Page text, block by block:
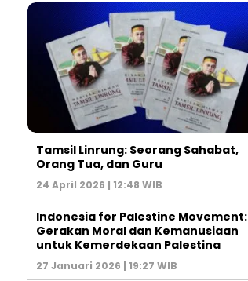
Tamsil Linrung: Seorang Sahabat,
Orang Tua, dan Guru
24 April 2026 | 12:48 WIB
Indonesia for Palestine Movement:
Gerakan Moral dan Kemanusiaan
untuk Kemerdekaan Palestina
27 Januari 2026 | 19:27 WIB